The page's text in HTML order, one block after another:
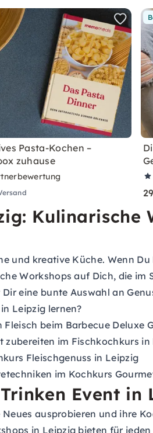
Pasta-Kochen –
zuhause
Kulinarische
und kreative Küche. Wenn
Workshops auf Dich, die
eine bunte Auswahl an
Leipzig lernen?
beim Barbecue Deluxe
im Fischkochkurs in
Fleischgenuss in Leipzig
im Kochkurs
Event in
ausprobieren und ihre
in Leipzig bieten für